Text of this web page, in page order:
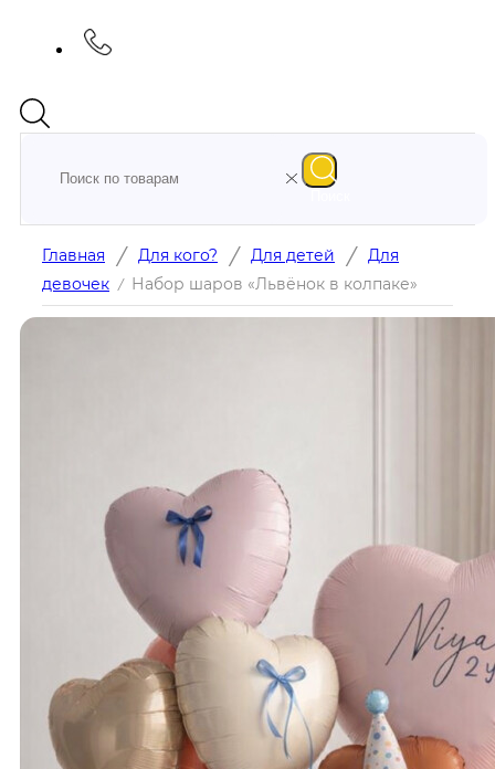
Главная / Для кого? / Для детей / Для
девочек / Набор шаров «Львёнок в колпаке»